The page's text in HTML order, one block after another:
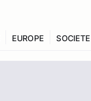
EUROPE SOCIETE